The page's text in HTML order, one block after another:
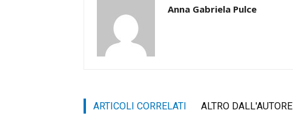
Anna Gabriela Pulce
ARTICOLI CORRELATI ALTRO DALL'AUTORE